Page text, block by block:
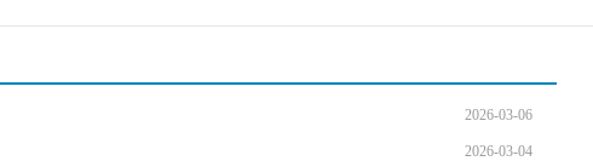
2026-03-06
2026-03-04